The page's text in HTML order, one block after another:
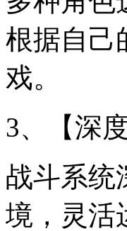
根据自己
戏。
3、【深
战斗系统
境，灵活